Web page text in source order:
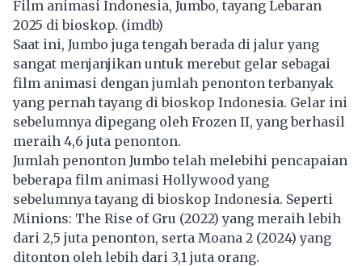
Film animasi Indonesia, Jumbo, tayang Lebaran
2025 di bioskop. (imdb)
Saat ini, Jumbo juga tengah berada di jalur yang
sangat menjanjikan untuk merebut gelar sebagai
film animasi dengan jumlah penonton terbanyak
yang pernah tayang di bioskop Indonesia. Gelar ini
sebelumnya dipegang oleh Frozen II, yang berhasil
meraih 4,6 juta penonton.
Jumlah penonton Jumbo telah melebihi pencapaian
beberapa film animasi Hollywood yang
sebelumnya tayang di bioskop Indonesia. Seperti
Minions: The Rise of Gru (2022) yang meraih lebih
dari 2,5 juta penonton, serta Moana 2 (2024) yang
ditonton oleh lebih dari 3,1 juta orang.